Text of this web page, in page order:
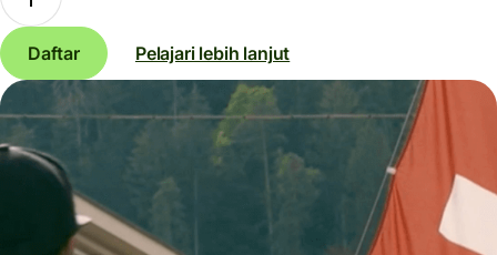
Daftar Pelajari lebih lanjut